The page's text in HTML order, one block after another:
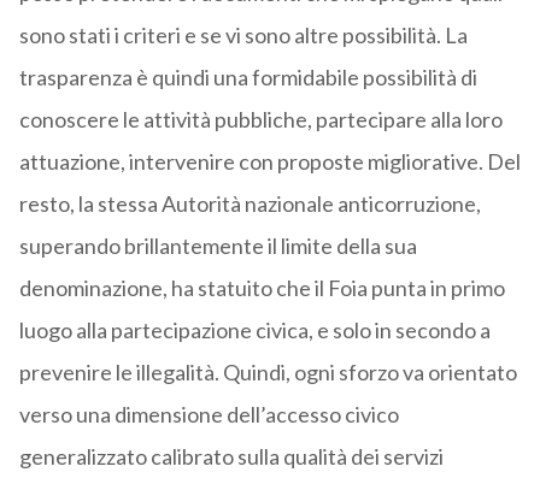
sono stati i criteri e se vi sono altre possibilità. La
trasparenza è quindi una formidabile possibilità di
conoscere le attività pubbliche, partecipare alla loro
attuazione, intervenire con proposte migliorative. Del
resto, la stessa Autorità nazionale anticorruzione,
superando brillantemente il limite della sua
denominazione, ha statuito che il Foia punta in primo
luogo alla partecipazione civica, e solo in secondo a
prevenire le illegalità. Quindi, ogni sforzo va orientato
verso una dimensione dell’accesso civico
generalizzato calibrato sulla qualità dei servizi